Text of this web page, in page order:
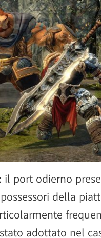
il port odierno
della
adottato nel